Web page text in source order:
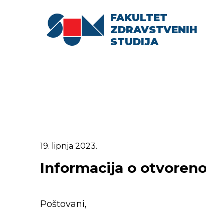
FAKULTET
ZDRAVSTVENIH
STUDIJA
19. lipnja 2023.
Informacija o
Poštovani,